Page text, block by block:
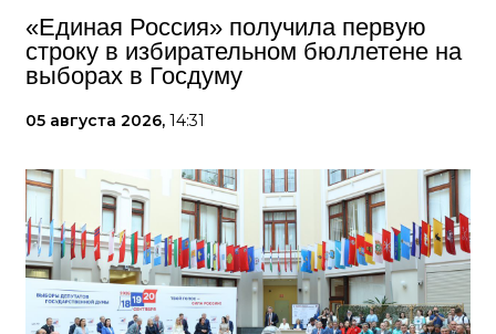
«Единая Россия» получила первую
строку в избирательном бюллетене на
выборах в Госдуму
05 августа 2026, 14:31